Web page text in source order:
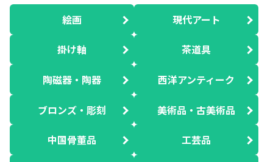
絵画 現代アート
掛け軸 茶道具
陶磁器・陶器 西洋アンティーク
ブロンズ・彫刻 美術品・古美術品
中国骨董品 工芸品